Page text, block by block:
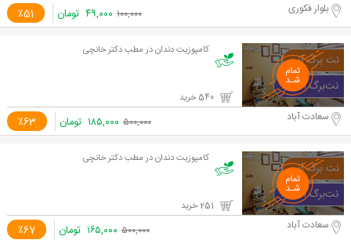
٪51 بلوار فکوری ۱۰۰,۰۰۰ ۴۹,۰۰۰ تومان
کامپوزیت دندان در مطب دکتر خانچی
٪63 سعادت آباد ۵۰۰,۰۰۰ ۱۸۵,۰۰۰ تومان
کامپوزیت دندان در مطب دکتر خانچی
٪67 سعادت آباد ۵۰۰,۰۰۰ ۱۶۵,۰۰۰ تومان